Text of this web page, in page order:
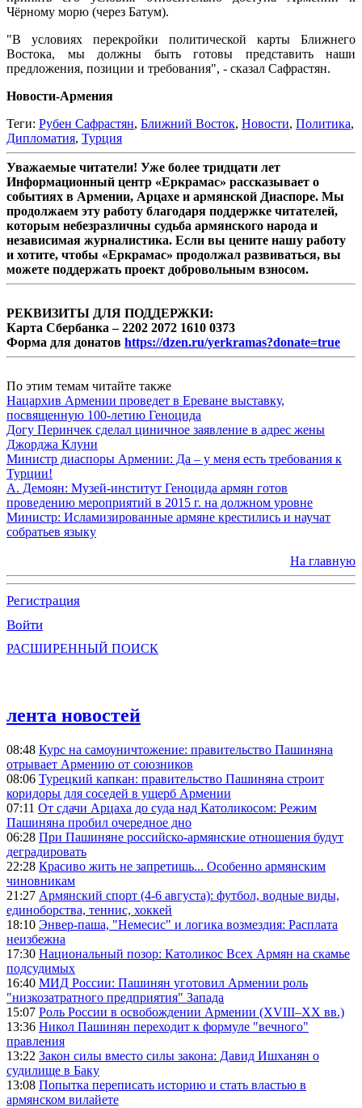
Чёрному морю (через Батум).
"В условиях перекройки политической карты Ближнего
Востока, мы должны быть готовы представить наши
предложения, позиции и требования", - сказал Сафрастян.
Новости-Армения
Теги: Рубен Сафрастян, Ближний Восток, Новости, Политика,
Дипломатия, Турция
Уважаемые читатели! Уже более тридцати лет
Информационный центр «Еркрамас» рассказывает о
событиях в Армении, Арцахе и армянской Диаспоре. Мы
продолжаем эту работу благодаря поддержке читателей,
которым небезразличны судьба армянского народа и
независимая журналистика. Если вы цените нашу работу
и хотите, чтобы «Еркрамас» продолжал развиваться, вы
можете поддержать проект добровольным взносом.
РЕКВИЗИТЫ ДЛЯ ПОДДЕРЖКИ:
Карта Сбербанка – 2202 2072 1610 0373
Форма для донатов https://dzen.ru/yerkramas?donate=true
По этим темам читайте также
Нацархив Армении проведет в Ереване выставку,
посвященную 100-летию Геноцида
Догу Перинчек сделал циничное заявление в адрес жены
Джорджа Клуни
Министр диаспоры Армении: Да – у меня есть требования к
Турции!
А. Демоян: Музей-институт Геноцида армян готов
проведению мероприятий в 2015 г. на должном уровне
Министр: Исламизированные армяне крестились и научат
собратьев языку
На главную
Регистрация
Войти
РАСШИРЕННЫЙ ПОИСК
лента новостей
08:48 Курс на самоуничтожение: правительство Пашиняна
отрывает Армению от союзников
08:06 Турецкий капкан: правительство Пашиняна строит
коридоры для соседей в ущерб Армении
07:11 От сдачи Арцаха до суда над Католикосом: Режим
Пашиняна пробил очередное дно
06:28 При Пашиняне российско-армянские отношения будут
деградировать
22:28 Красиво жить не запретишь... Особенно армянским
чиновникам
21:27 Армянский спорт (4-6 августа): футбол, водные виды,
единоборства, теннис, хоккей
18:10 Энвер-паша, "Немесис" и логика возмездия: Расплата
неизбежна
17:30 Национальный позор: Католикос Всех Армян на скамье
подсудимых
16:40 МИД России: Пашинян уготовил Армении роль
"низкозатратного предприятия" Запада
15:07 Роль России в освобождении Армении (XVIII–XX вв.)
13:36 Никол Пашинян переходит к формуле "вечного"
правления
13:22 Закон силы вместо силы закона: Давид Ишханян о
судилище в Баку
13:08 Попытка переписать историю и стать властью в
армянском вилайете